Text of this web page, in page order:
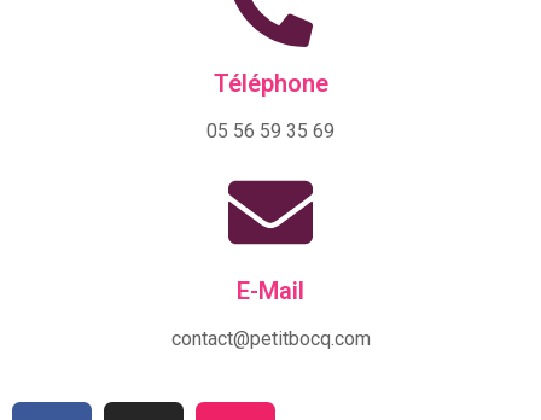
Téléphone
05 56 59 35 69
E-Mail
contact@petitbocq.com